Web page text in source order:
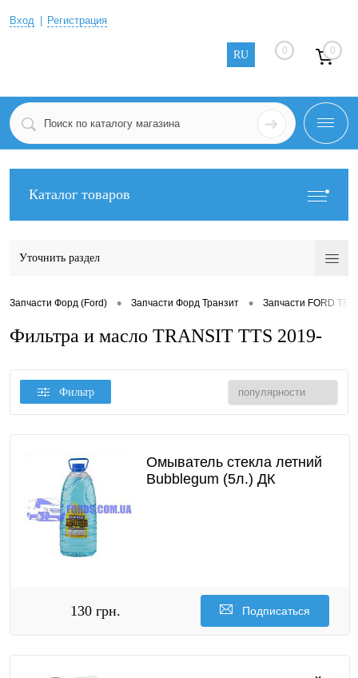
Вход Регистрация
RU 0 0
Каталог товаров
Уточнить раздел
Запчасти Форд (Ford) • Запчасти Форд Транзит • Запчасти FORD
Фильтра и масло TRANSIT TTS 2019-
Фильтр
Омыватель стекла летний
Bubblegum (5л.) ДК
130 грн. Подписаться